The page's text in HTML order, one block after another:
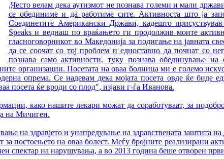
„Често велам дека аутизмот не познава големи и мали
се обединиме и да работиме сите. Активноста што ја
Соединетите Американски Држави, кадешто
Speaks и веднаш по враќањето ги продолжив моите
гласноговорникот во Македонија за подигање на јавната
да се соочат со тој проблем и едноставно да почнат со
познава само активности, туку познава обединување
организации. Посетата на оваа болница ми е големо
опрема. Се надевам дека мојата посета овде ќе биде
посета ќе вроди со плод", изјави г-ѓа Иванова.
како нашите лекари можат да соработуваат, за
на Мичиген.
на здравјето и унапредување на здравствената заштита
за постоењето на оваа болест. Меѓу бројните реализирани
спектар на нарушувања, а во 2013 година беше отворен